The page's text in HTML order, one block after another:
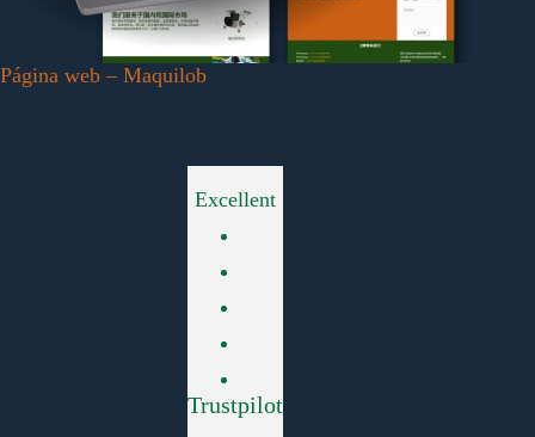
Página web – Maquilob
Excellent
Trustpilot